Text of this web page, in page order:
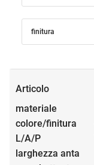
finitura